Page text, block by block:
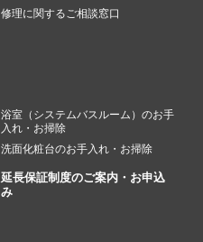
修理に関するご相談窓口
浴室（システムバスルーム）のお手
入れ・お掃除
洗面化粧台のお手入れ・お掃除
延長保証制度のご案内・お申込
み